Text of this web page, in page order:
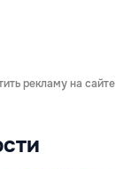
рекламу на сайте